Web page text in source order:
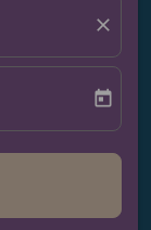
close
date-aria-label
today